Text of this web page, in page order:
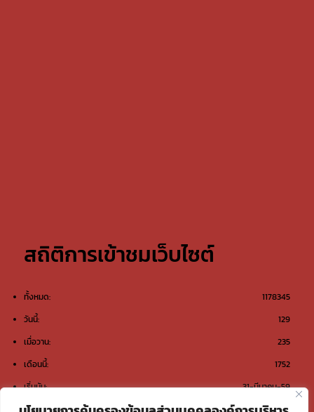
สถิติการเข้าชมเว็บไซต์
1178345
ทั้งหมด:
129
วันนี้:
235
เมื่อวาน:
1752
เดือนนี้:
31-มีนาคม-59
เริ่มนับ: